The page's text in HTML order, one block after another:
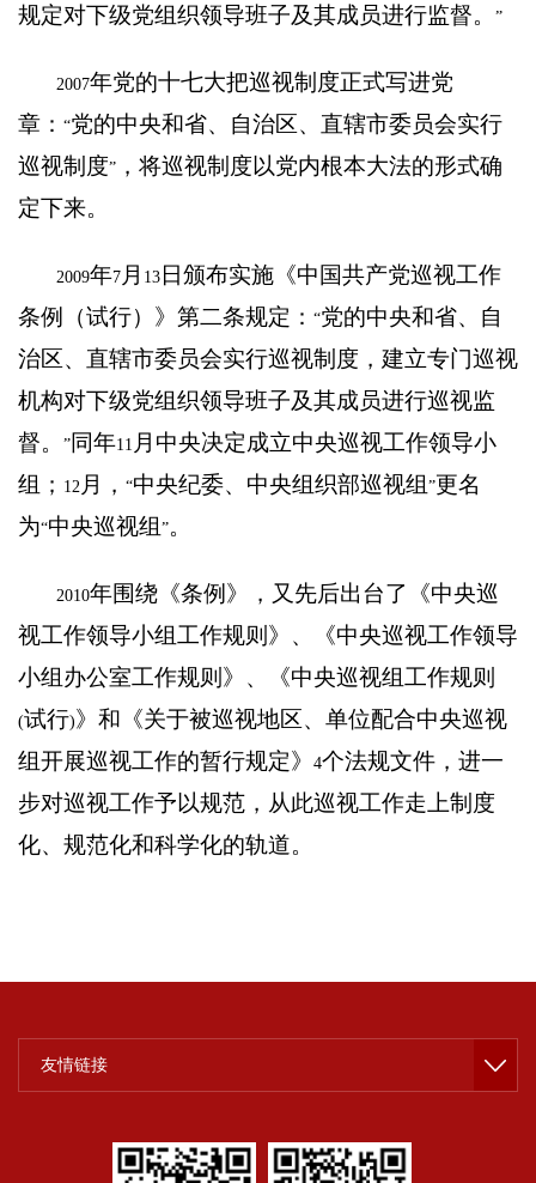
规定对下级党组织领导班子及其成员进行监督。
”
2007年党的十七大把巡视制度正式写进党
章： “党的中央和省、自治区、直辖市委员会实行
巡视制度”，将巡视制度以党内根本大法的形式确
定下来。
2009年7月 13日颁布实施《中国共产党巡视工作
条例（试行）》第二条规定： “党的中央和省、自
治区、直辖市委员会实行巡视制度，建立专门巡视
机构对下级党组织领导班子及其成员进行巡视监
督。
”同年11 月中央决定成立中央巡视工作领导小
组； 12 月， “中央纪委、中央组织部巡视组 ”更名
为“中央巡视组 ”。
2010年围绕《条例》，又先后出台了《中央巡
视工作领导小组工作规则》、《中央巡视工作领导
小组办公室工作规则》、《中央巡视组工作规则
(试行)》和《关于被巡视地区、单位配合中央巡视
组开展巡视工作的暂行规定》
4个法规文件，进一
步对巡视工作予以规范，从此巡视工作走上制度
化、规范化和科学化的轨道。
友情链接